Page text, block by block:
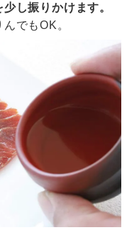
し振りかけます。
でもOK。